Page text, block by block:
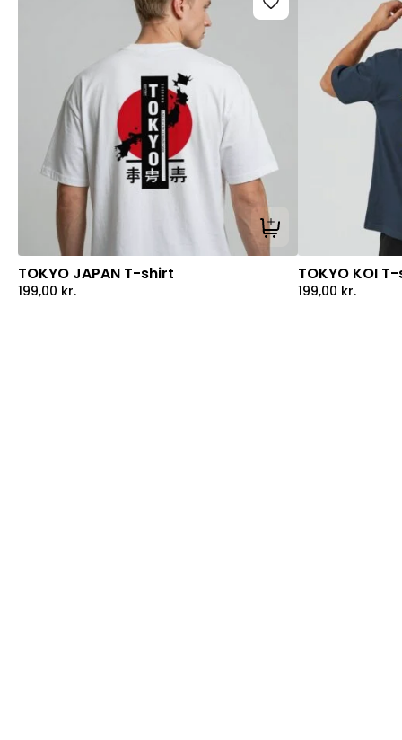
Tilføj til kurv
TOKYO JAPAN T-shirt
199,00 kr.
TOKYO KOI
199,00 kr.